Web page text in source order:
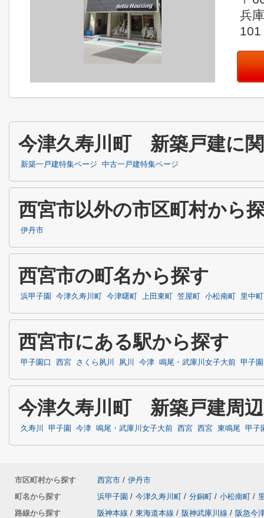
兵
101
今津久寿川町 新築戸建に
新築一戸建特集ページ 中古一戸建特集ページ
西宮市以外の市区町村から
伊丹市
西宮市の町名から探す
浜甲子園 今津久寿川町 今津曙町 上田東町 笠屋町 小松南町 里中町
西宮市にある駅から探す
甲子園口 西宮 さくら夙川 夙川 今津 鳴尾・武庫川女子大前 甲子園
今津久寿川町 新築戸建周
久寿川 甲子園 今津 鳴尾・武庫川女子大前 西宮 西宮 東鳴尾 甲子
市区町村から探す 西宮市 / 伊丹市
町名から探す
浜甲子園 / 今津久寿川町 / 分銅町 / 小松南町 /
路線から探す
阪神本線 / 東海道本線 / 阪神武庫川線 / 阪急今